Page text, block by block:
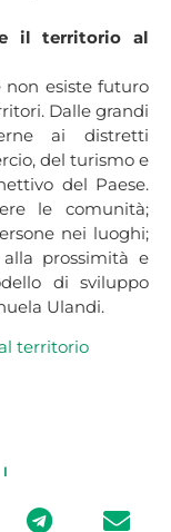
il territorio al
non esiste futuro
Dalle grandi
ai distretti
del turismo e
del Paese.
le comunità;
nei luoghi;
prossimità e
di sviluppo
Ulandi.
l territorio